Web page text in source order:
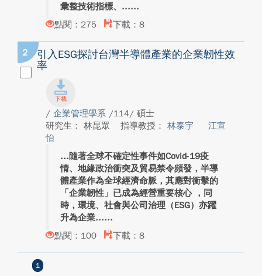
彙整技術指標、...
點閱：275
下載：8
2
引入ESG探討台灣半導體產業的企業韌性效
率
/ 企業管理學系 /114/ 碩士
研究生： 林昆眾
指導教授： 林泰宇
江宣
怡
隨著全球不確定性事件如Covid-19疫
情、地緣政治衝突及貿易禁令頻發，半導
體產業作為全球經濟命脈，其應對衝擊的
「企業韌性」已成為經營重要核心 ，同
時，環境、社會與公司治理（ESG）亦躍
升為企業...
點閱：100
下載：8
1